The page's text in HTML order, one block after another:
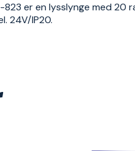
823 er en lysslynge med 20
24V/IP20.